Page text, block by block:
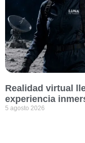
Realidad virtual
experiencia
5 agosto 2026